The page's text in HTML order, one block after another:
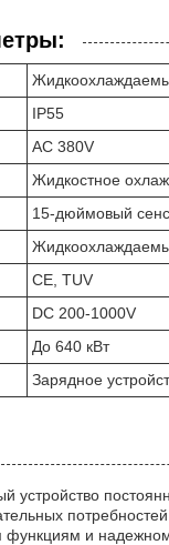
IP55
AC 380V
Жидкостное
15-дюймовый
CE, TUV
DC 200-1000V
До 640 кВт
Зарядное
и